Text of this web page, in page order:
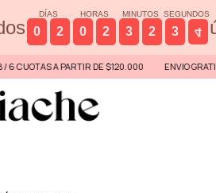
DÍAS
0 2
HORAS
0 2
MINUTOS
3 2
SEGUNDOS
3 4
CUOTAS A PARTIR DE $120.000 ENVIO